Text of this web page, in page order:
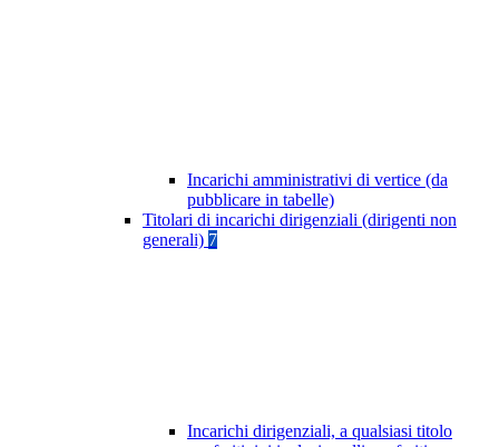
Incarichi amministrativi di vertice (da
pubblicare in tabelle)
Titolari di incarichi dirigenziali (dirigenti non
generali) 7
Incarichi dirigenziali, a qualsiasi titolo